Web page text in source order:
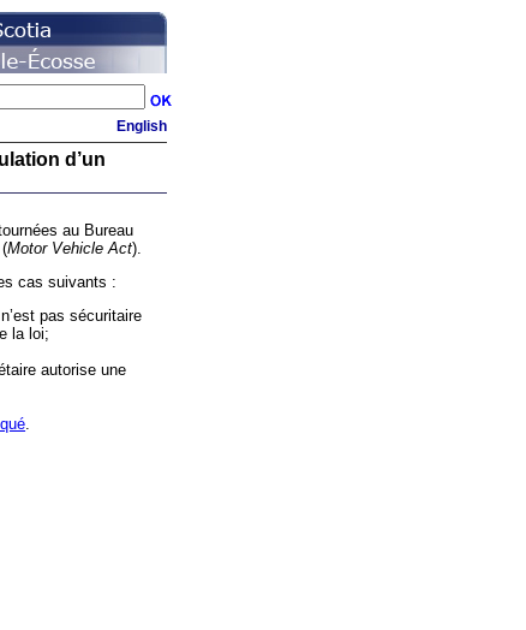
English
d’un
au Bureau
Motor Vehicle Act).
cas suivants :
pas sécuritaire
la loi;
autorise une